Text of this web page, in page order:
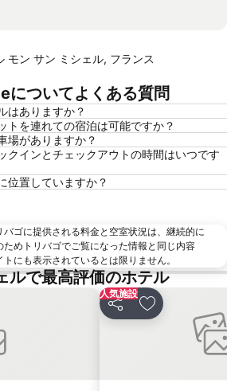
モン サン ミシェル, フランス
ついてよくある質問
はありますか？
トを連れての宿泊は可能ですか？
場がありますか？
クインとチェックアウトの時間はいつです
位置していますか？
ゴに提供される料金と空室状況は、継続的に
ためトリバゴでご覧になった情報と同じ内容
にも表示されているとは限りません。
ルで最高評価のホテル
人気施設
シェア お気に入りに